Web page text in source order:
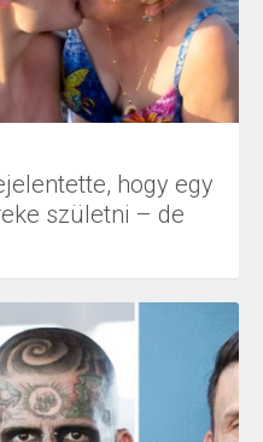
hogy egy
születni – de